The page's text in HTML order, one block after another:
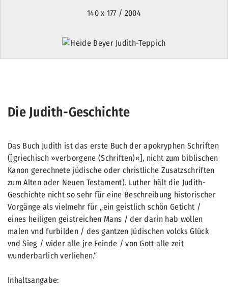
140 x 177 / 2004
Die Judith-Geschichte
Das Buch Judith ist das erste Buch der apokryphen Schriften
([griechisch »verborgene (Schriften)«], nicht zum biblischen
Kanon gerechnete jüdische oder christliche Zusatzschriften
zum Alten oder Neuen Testament). Luther hält die Judith-
Geschichte nicht so sehr für eine Beschreibung historischer
Vorgänge als vielmehr für „ein geistlich schön Geticht /
eines heiligen geistreichen Mans / der darin hab wollen
malen vnd furbilden / des gantzen Jüdischen volcks Glück
vnd Sieg / wider alle jre Feinde / von Gott alle zeit
wunderbarlich verliehen.“
Inhaltsangabe: